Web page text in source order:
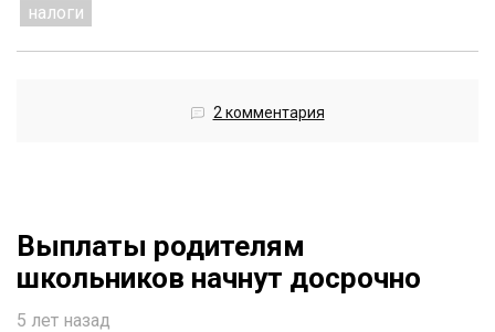
налоги
2 комментария
Выплаты родителям
школьников начнут досрочно
5 лет назад